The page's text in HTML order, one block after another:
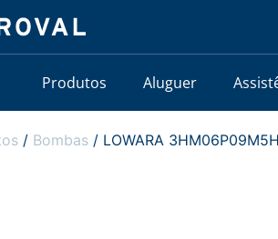
Produtos Aluguer
/ Bombas / LOWARA